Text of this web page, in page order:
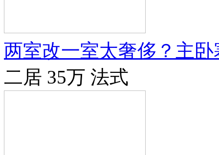
两室改一室太奢侈？主
二居 35万 法式